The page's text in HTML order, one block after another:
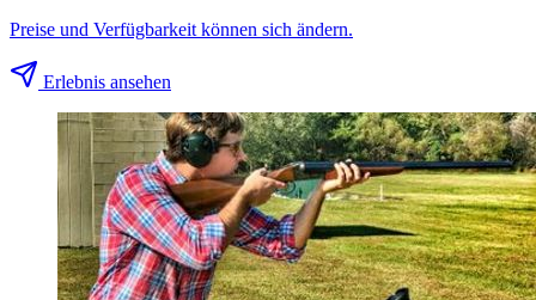
Preise und Verfügbarkeit können sich ändern.
Erlebnis ansehen